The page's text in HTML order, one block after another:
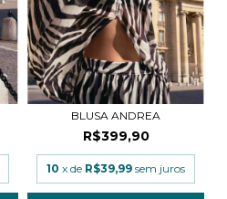
BLUSA ANDREA
R$399,90
10 x de R$39,99 sem juros